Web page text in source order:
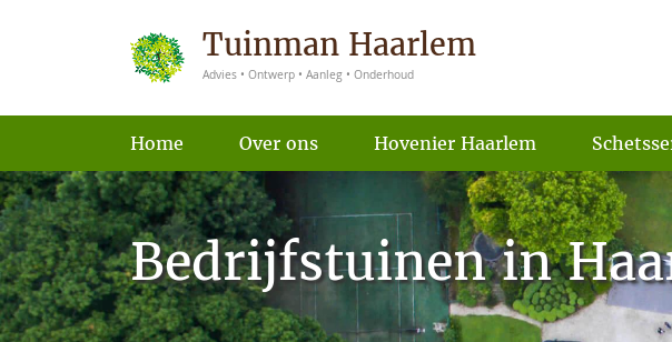
Tuinman Haarlem
Advies • Ontwerp • Aanleg • Onderhoud
Home Over ons Hovenier Haarlem
Bedrijfstuinen in